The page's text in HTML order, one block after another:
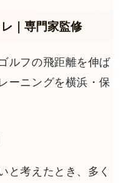
｜専門家監修
ルフの飛距離を伸ば
ーニングを横浜・保
と考えたとき、多く